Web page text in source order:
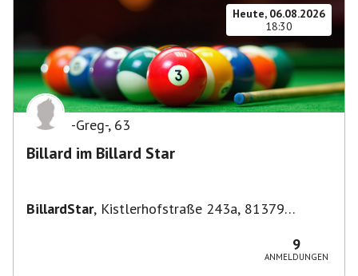
Heute, 06.08.2026
18:30
-Greg-, 63
Billard im Billard Star
BillardStar, Kistlerhofstraße 243a, 81379
9
ANMELDUNGEN